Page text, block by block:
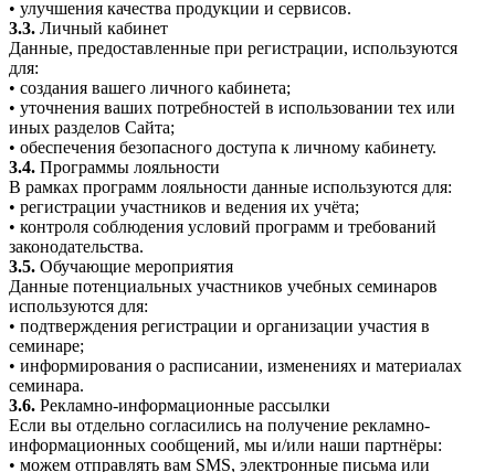
• улучшения качества продукции и сервисов.
3.3. Личный кабинет
Данные, предоставленные при регистрации, используются
для:
• создания вашего личного кабинета;
• уточнения ваших потребностей в использовании тех или
иных разделов Сайта;
• обеспечения безопасного доступа к личному кабинету.
3.4. Программы лояльности
В рамках программ лояльности данные используются для:
• регистрации участников и ведения их учёта;
• контроля соблюдения условий программ и требований
законодательства.
3.5. Обучающие мероприятия
Данные потенциальных участников учебных семинаров
используются для:
• подтверждения регистрации и организации участия в
семинаре;
• информирования о расписании, изменениях и материалах
семинара.
3.6. Рекламно-информационные рассылки
Если вы отдельно согласились на получение рекламно-
информационных сообщений, мы и/или наши партнёры:
• можем отправлять вам SMS, электронные письма или